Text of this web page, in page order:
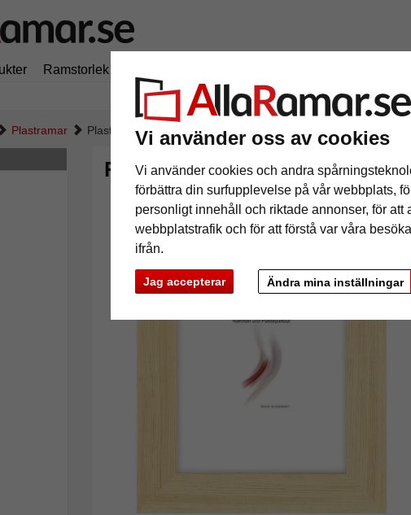
Vi använder oss av cookies
Vi använder cookies och andra
förbättra din surfupplevelse på vår webbplats,
personligt innehåll och riktade annonser, för att
webbplatstrafik och för att förstå var våra
ifrån.
Jag accepterar Ändra mina inställningar
Ramstorlek
195 kr i leveranskostnad.Oavsett hur mycket du
Plastramar Plastram Arnos Grove
Plastram Arnos Grove